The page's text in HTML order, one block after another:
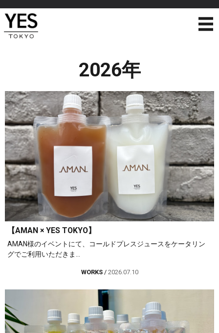
2026年
【AMAN × YES TOKYO】
AMAN様のイベントにて、コールドプレスジュースをケータリン
グでご利用いただきま...
WORKS/ 2026.07.10